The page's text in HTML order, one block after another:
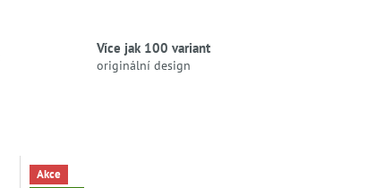
Více jak 100 variant
originální design
Akce